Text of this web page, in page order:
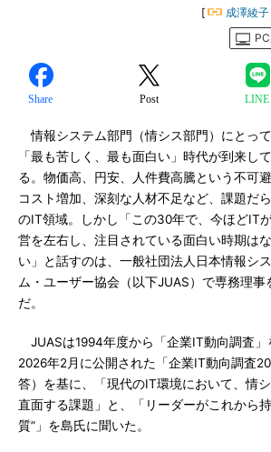
[ 成澤綾子
Share Post LINE
情報システム部門（情シス部門）にとって
「最も苦しく、最も面白い」時代が到来し
る。物価高、円安、人件費高騰という不可
コスト増加、深刻な人材不足など、課題だ
のIT領域。しかし「この30年で、今ほどIT
営を左右し、注目されている面白い時期はな
い」と話すのは、一般社団法人日本情報シ
ム・ユーザー協会（以下JUAS）で専務理事
だ。
JUASは1994年度から「企業IT動向調査」
2026年2月に公開された「企業IT動向調査
答）を基に、「現代のIT環境において、情
直面する課題」と、「リーダーがこれから
質”」を島氏に聞いた。